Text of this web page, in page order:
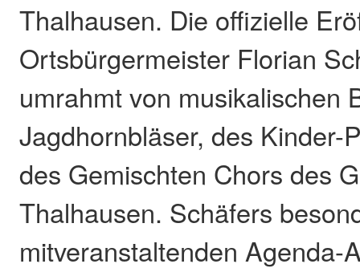
Thalhausen. Die offizielle
Ortsbürgermeister Florian
umrahmt von musikalischen
Jagdhornbläser, des Kinder-
des Gemischten Chors des
Thalhausen. Schäfers
mitveranstaltenden Agenda-